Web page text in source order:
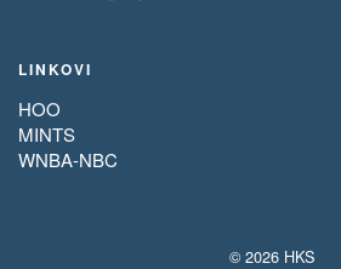
LINKOVI
HOO
MINTS
WNBA-NBC
© 2026 HKS